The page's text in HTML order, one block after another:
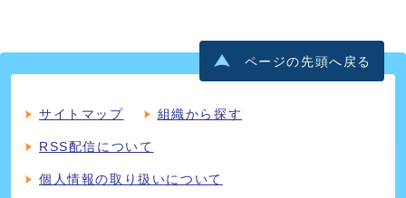
ページの先頭へ戻る
サイトマップ 組織から探す
RSS配信について
個人情報の取り扱いについて